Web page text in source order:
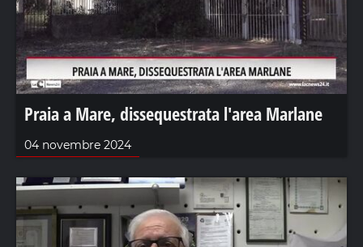
Praia a Mare, dissequestrata l'area Marlane
04 novembre 2024